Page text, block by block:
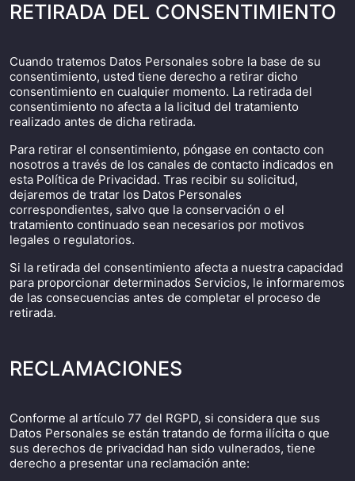
RETIRADA DEL CONSENTIMIENTO
Cuando tratemos Datos Personales sobre la base de su
consentimiento, usted tiene derecho a retirar dicho
consentimiento en cualquier momento. La retirada del
consentimiento no afecta a la licitud del tratamiento
realizado antes de dicha retirada.
Para retirar el consentimiento, póngase en contacto con
nosotros a través de los canales de contacto indicados en
esta Política de Privacidad. Tras recibir su solicitud,
dejaremos de tratar los Datos Personales
correspondientes, salvo que la conservación o el
tratamiento continuado sean necesarios por motivos
legales o regulatorios.
Si la retirada del consentimiento afecta a nuestra capacidad
para proporcionar determinados Servicios, le informaremos
de las consecuencias antes de completar el proceso de
retirada.
RECLAMACIONES
Conforme al artículo 77 del RGPD, si considera que sus
Datos Personales se están tratando de forma ilícita o que
sus derechos de privacidad han sido vulnerados, tiene
derecho a presentar una reclamación ante: